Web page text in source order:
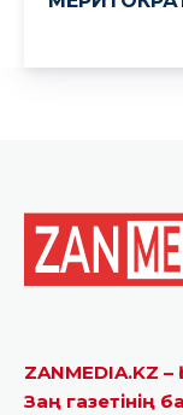
ZANMEDIA.KZ
Заң газетінің